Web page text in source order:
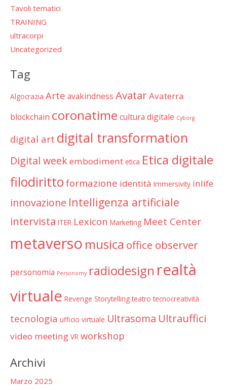
Tavoli tematici
TRAINING
ultracorpi
Uncategorized
Tag
Algocrazia Arte avakindness AvatarAvaterra
blockchain coronatime cultura digitale Cyborg
digital art digital transformation
Digital weekembodiment etica Etica digitale
filodiritto formazione identità Immersivity inlife
innovazione Intelligenza artificiale
intervista ITER Lexicon Marketing Meet Center
metaverso musica office observer
personomia Personomy radiodesign realtà
virtuale Revenge Storytelling teatro tecnocreatività
tecnologia ufficio virtuale Ultrasoma Ultrauffici
video meeting VR workshop
Archivi
Marzo 2025